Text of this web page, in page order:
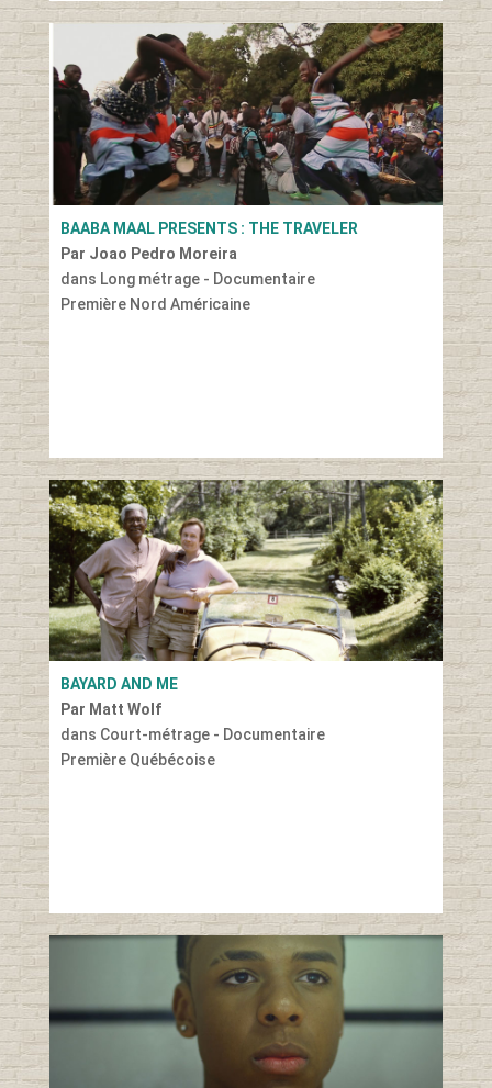
BAABA MAAL PRESENTS : THE TRAVELER
Par Joao Pedro Moreira
dans Long métrage - Documentaire
Première Nord Américaine
BAYARD AND ME
Par Matt Wolf
dans Court-métrage - Documentaire
Première Québécoise